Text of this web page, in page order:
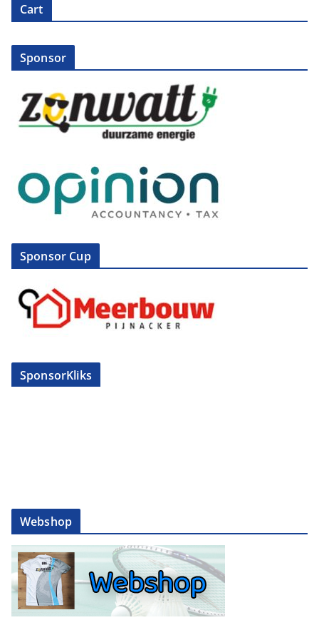
Cart
Sponsor
Sponsor Cup
SponsorKliks
Webshop